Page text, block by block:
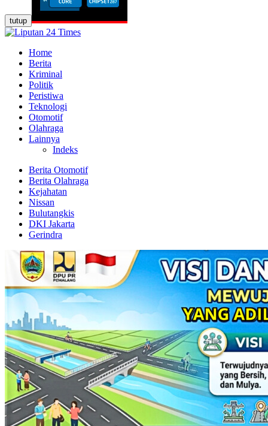
tutup
Home
Berita
Kriminal
Politik
Peristiwa
Teknologi
Otomotif
Olahraga
Lainnya
Indeks
Berita Otomotif
Berita Olahraga
Kejahatan
Nissan
Bulutangkis
DKI Jakarta
Gerindra